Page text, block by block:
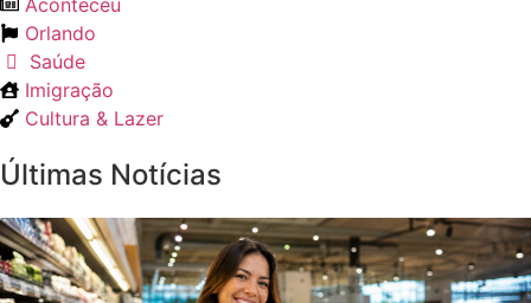
Orlando
Saúde
Imigração
Cultura & Lazer
Últimas Notícias